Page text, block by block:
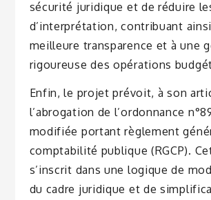
sécurité juridique et de réduire
d’interprétation, contribuant
meilleure transparence et à une
rigoureuse des opérations
Enfin, le projet prévoit, à son
l’abrogation de l’ordonnance
modifiée portant règlement
comptabilité publique (RGCP).
s’inscrit dans une logique de
du cadre juridique et de